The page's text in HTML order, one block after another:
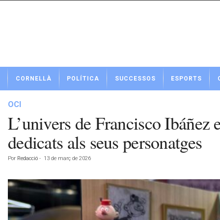
t
CORNELLÀ POLÍTICA SUCCESSOS ESPORTS
OCI
L’univers de Francisco
dedicats als seus personatges
Por Redacció - 13 de març de 2026